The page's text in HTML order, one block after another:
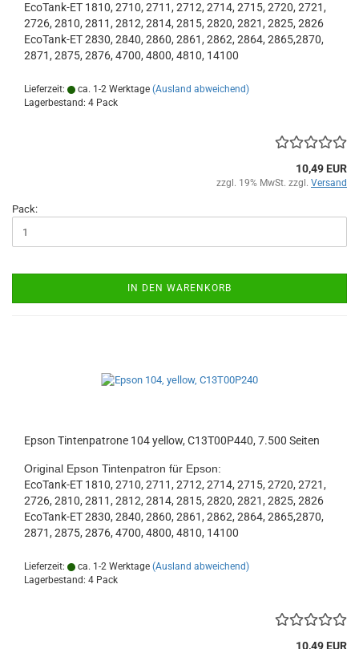
EcoTank-ET 1810, 2710, 2711, 2712, 2714, 2715, 2720, 2721,
2726, 2810, 2811, 2812, 2814, 2815, 2820, 2821, 2825, 2826
EcoTank-ET 2830, 2840, 2860, 2861, 2862, 2864, 2865,2870,
2871, 2875, 2876, 4700, 4800, 4810, 14100
Lieferzeit: ca. 1-2 Werktage (Ausland abweichend)
Lagerbestand: 4 Pack
10,49 EUR
zzgl. 19% MwSt. zzgl. Versand
Pack:
IN DEN WARENKORB
Epson Tintenpatrone 104 yellow, C13T00P440, 7.500 Seiten
Original Epson Tintenpatron für Epson:
EcoTank-ET 1810, 2710, 2711, 2712, 2714, 2715, 2720, 2721,
2726, 2810, 2811, 2812, 2814, 2815, 2820, 2821, 2825, 2826
EcoTank-ET 2830, 2840, 2860, 2861, 2862, 2864, 2865,2870,
2871, 2875, 2876, 4700, 4800, 4810, 14100
Lieferzeit: ca. 1-2 Werktage (Ausland abweichend)
Lagerbestand: 4 Pack
10,49 EUR